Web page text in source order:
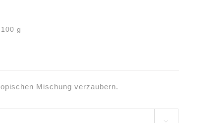
100 g
Mischung verzaubern.
